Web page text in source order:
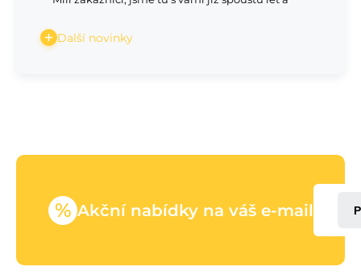
Další novinky
% Akční nabídky na váš e-mail